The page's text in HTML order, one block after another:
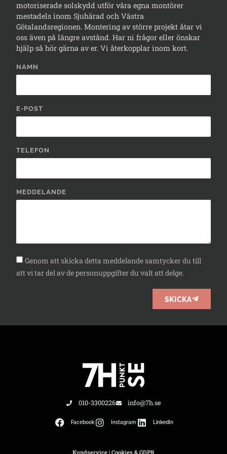
motoriserade solskydd utför våra egna montörer
mestadels inom Sjuhärad och Västra
Götalandsregionen. Montering av större projekt åtar vi
oss även på längre avstånd. Har ni frågor eller önskar
hjälp så hör gärna av er. Vi återkopplar inom kort.
NAMN
E-POST
TELEFON
MEDDELANDE
Genom att skicka detta meddelande samtycker du till
att vi tar del av de personuppgifter du valt att delge.
SKICKA
010-3300226 info@7h.se
Facebook Instagram LinkedIn
Kundservice | Cookies & GDPR